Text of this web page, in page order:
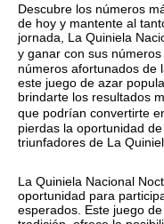
Descubre los números
de hoy y mantente al
jornada, La Quiniela
y ganar con sus
números afortunados de
este juego de azar
brindarte los resultados
que podrían convertirte
pierdas la oportunidad
triunfadores de La
La Quiniela Nacional
oportunidad para
esperados. Este juego